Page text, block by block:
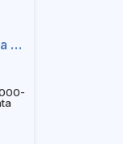
Sala Comercial para Venda em Rio do Sul - SC